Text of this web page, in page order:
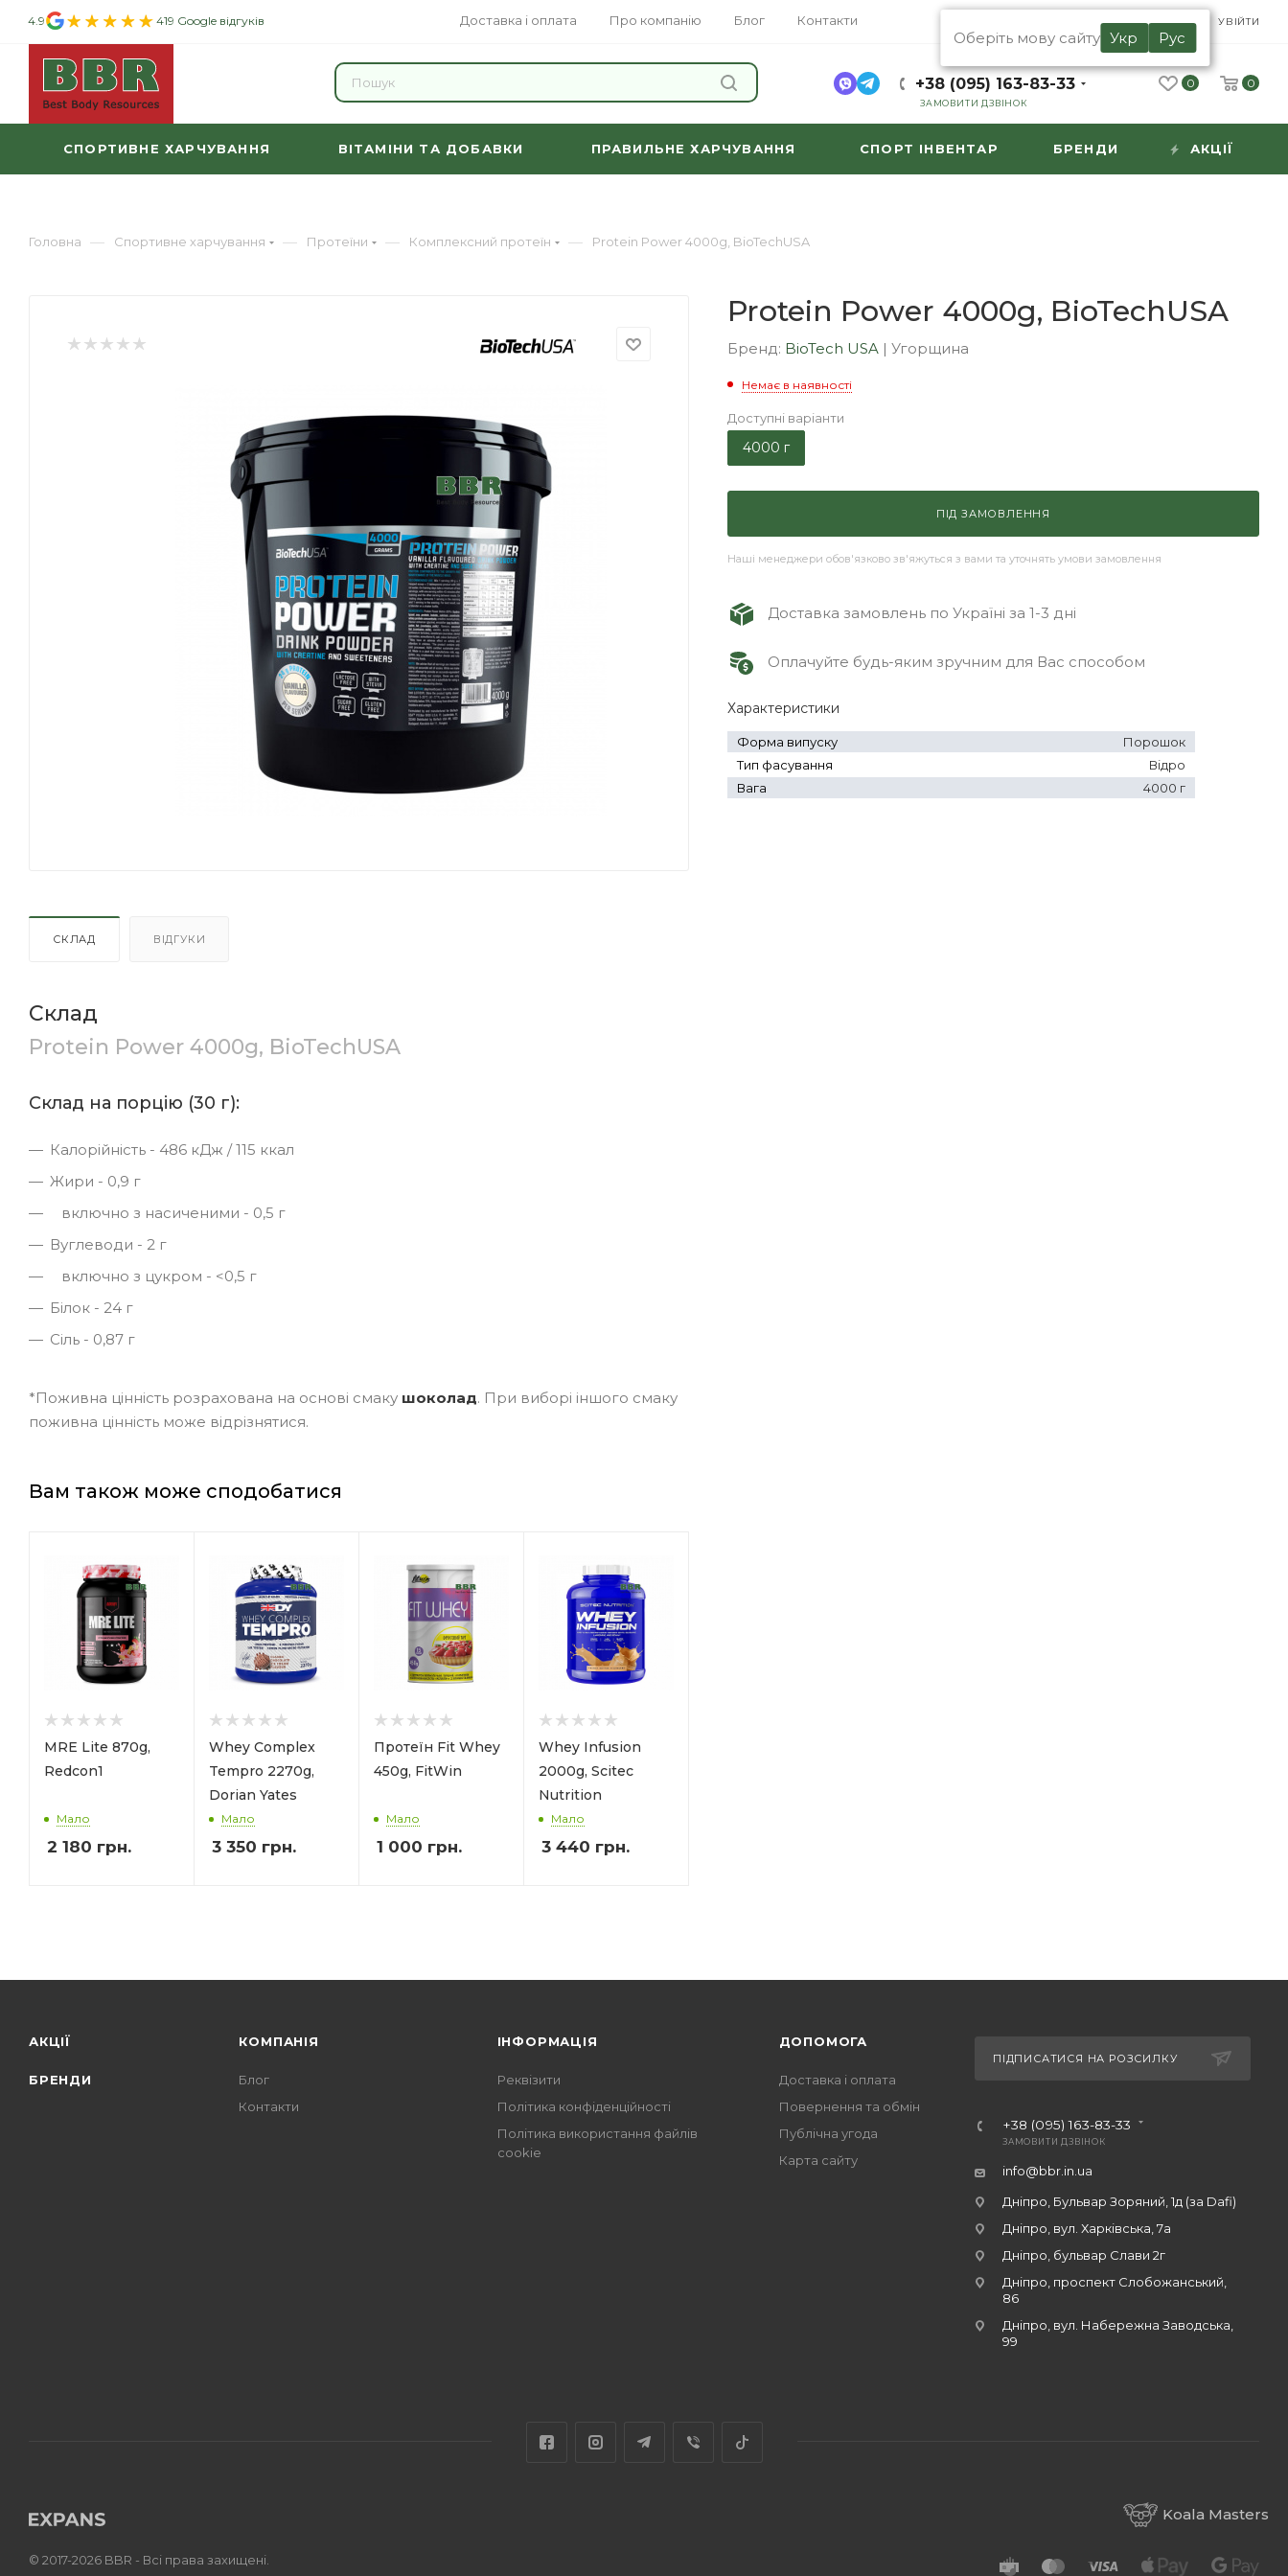
Доставка і оплата Про компанію Блог Контакти
4.9 419 Google відгуків RU
Оберіть мову сайту Укр Рус
УВІЙТИ
+38 (095) 163-83-33
ЗАМОВИТИ ДЗВІНОК
0 0
СПОРТИВНЕ ХАРЧУВАННЯ ВІТАМІНИ ТА ДОБАВКИ ПРАВИЛЬНЕ ХАРЧУВАННЯ СПОРТ ІНВЕНТАР БРЕНДИ АКЦІЇ
Головна — Спортивне харчування — Протеїни — Комплексний протеїн — Protein Power 4000g, BioTechUSA
СКЛАД ВІДГУКИ
Склад
Protein Power 4000g, BioTechUSA
Склад на порцію (30 г):
Калорійність - 486 кДж / 115 ккал
Жири - 0,9 г
включно з насиченими - 0,5 г
Вуглеводи - 2 г
включно з цукром - <0,5 г
Білок - 24 г
Сіль - 0,87 г
*Поживна цінність розрахована на основі смаку шоколад. При виборі іншого смаку
поживна цінність може відрізнятися.
Вам також може сподобатися
MRE Lite 870g,
Redcon1
Мало
2 180 грн.
Whey Complex
Tempro 2270g,
Dorian Yates
Мало
3 350 грн.
Протеїн Fit Whey
450g, FitWin
Мало
1 000 грн.
Whey Infusion
2000g, Scitec
Nutrition
Мало
3 440 грн.
Protein Power 4000g, BioTechUSA
Бренд: BioTech USA | Угорщина
Немає в наявності
Доступні варіанти
4000 г
ПІД ЗАМОВЛЕННЯ
Наші менеджери обов'язково зв'яжуться з вами та уточнять умови замовлення
Доставка замовлень по Україні за 1-3 дні
Оплачуйте будь-яким зручним для Вас способом
Характеристики
Форма випуску
Порошок
Тип фасування
Відро
Вага
4000 г
АКЦІЇ
БРЕНДИ
КОМПАНІЯ
Блог
Контакти
ІНФОРМАЦІЯ
Реквізити
Політика конфіденційності
Політика використання файлів
cookie
ДОПОМОГА
Доставка і оплата
Повернення та обмін
Публічна угода
Карта сайту
ПІДПИСАТИСЯ НА РОЗСИЛКУ
+38 (095) 163-83-33
ЗАМОВИТИ ДЗВІНОК
info@bbr.in.ua
Дніпро, Бульвар Зоряний, 1д (за Dafi)
Дніпро, вул. Харківська, 7а
Дніпро, бульвар Слави 2г
Дніпро, проспект Слобожанський,
86
Дніпро, вул. Набережна Заводська,
99
Koala Masters
© 2017-2026 BBR - Всі права захищені.